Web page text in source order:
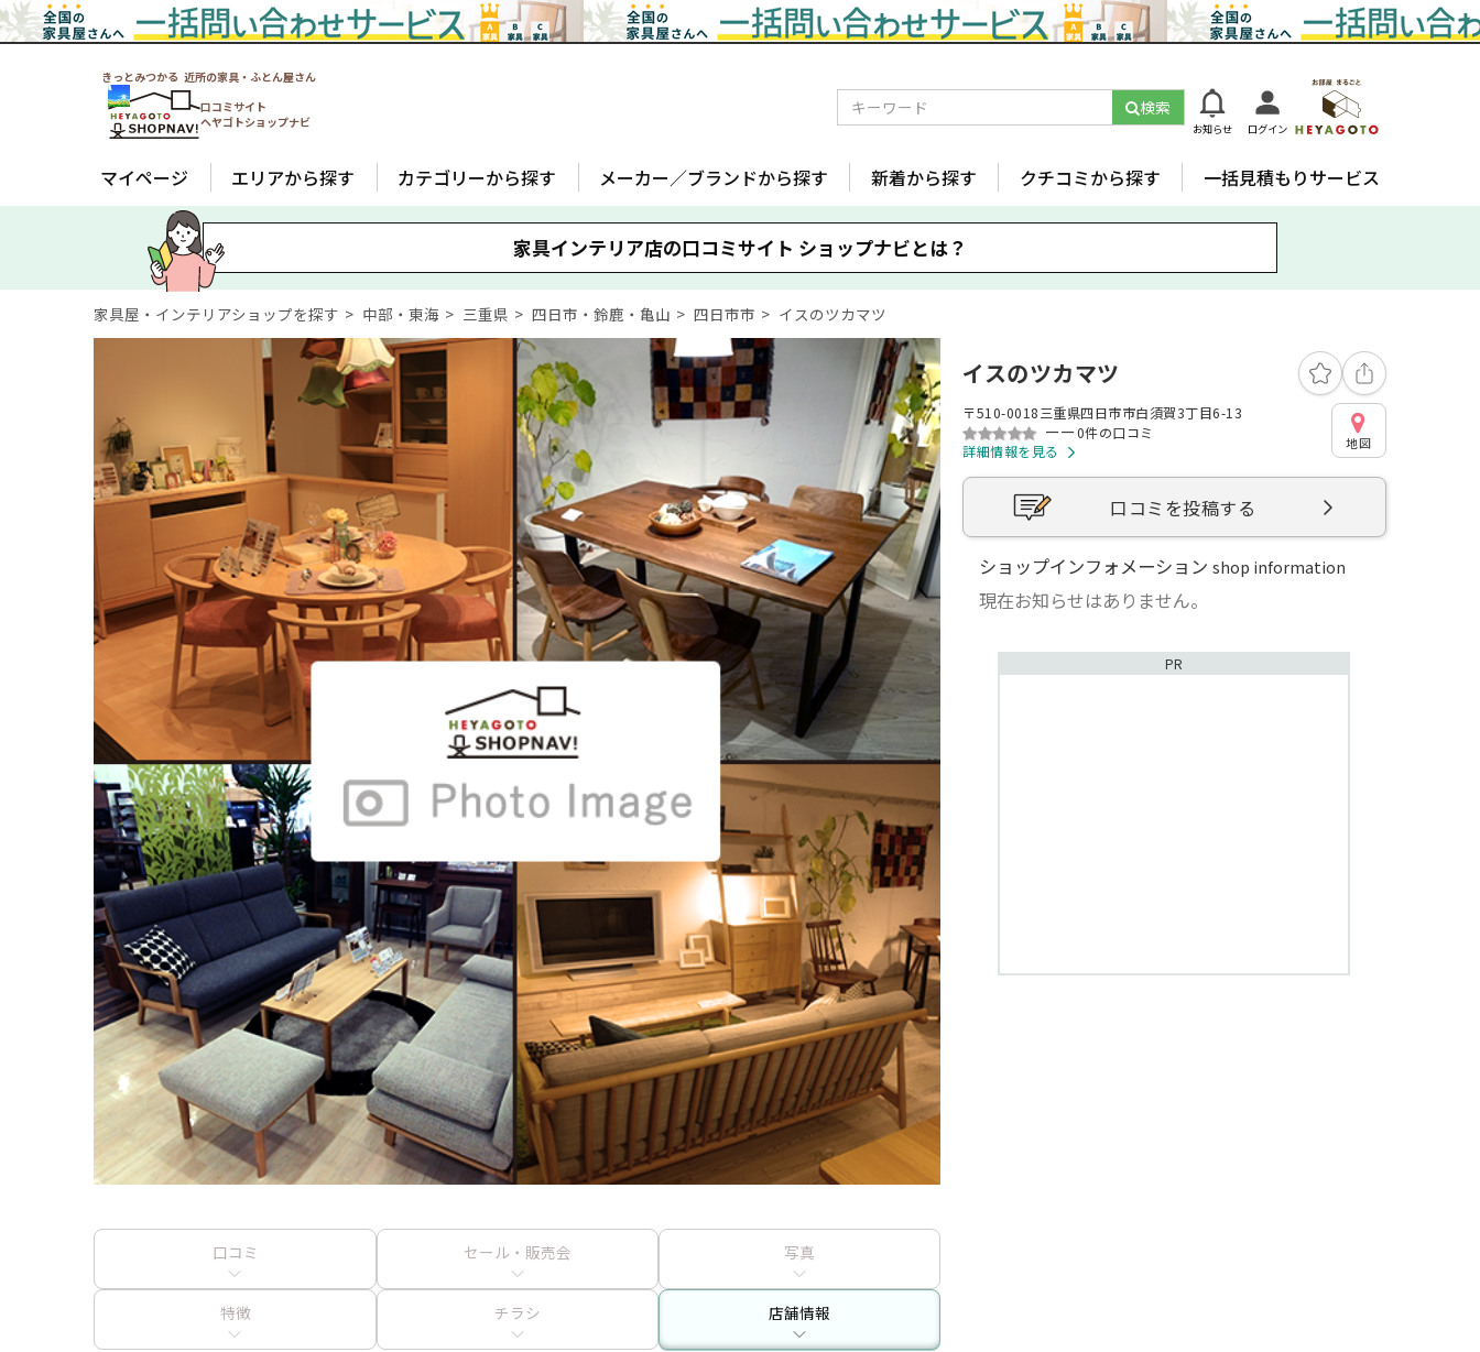
きっとみつかる 近所の家具・ふとん屋さん
口コミサイト
ヘヤゴトショップナビ
検索
お知らせ ログイン
マイページ エリアから探す カテゴリーから探す メーカー／ブランドから探す 新着から探す クチコミから探す 一括見積もりサービス
家具インテリア店の口コミサイト ショップナビとは？
家具屋・インテリアショップを探す 中部・東海 三重県 四日市・鈴鹿・亀山 四日市市 イスのツカマツ
イスのツカマツ
〒510-0018三重県四日市市白須賀3丁目6-13
ーー0件の口コミ
詳細情報を見る
地図
口コミを投稿する
ショップインフォメーションshop information
現在お知らせはありません。
PR
口コミ セール・販売会 写真
特徴 チラシ 店舗情報